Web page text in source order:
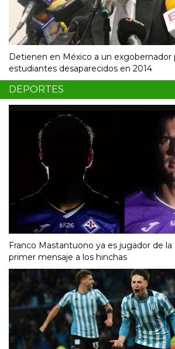
Detienen en México a un exgobernador
estudiantes desaparecidos en 2014
DEPORTES
Franco Mastantuono ya es jugador de la
primer mensaje a los hinchas